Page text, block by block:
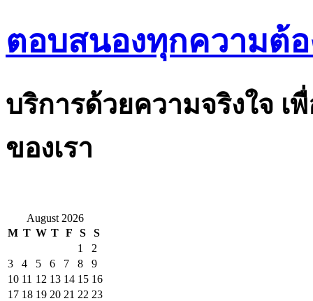
ตอบสนองทุกความต้
บริการด้วยความจริงใจ
ของเรา
August 2026
M T W T F S
S
1
2
3
4 5 6 7 8
9
10 11 12 13 14 15 16
17 18 19 20 21 22 23